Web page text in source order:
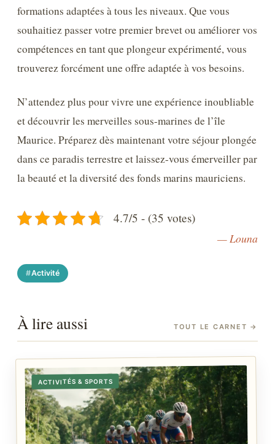
formations adaptées à tous les niveaux. Que vous
souhaitiez passer votre premier brevet ou améliorer vos
compétences en tant que plongeur expérimenté, vous
trouverez forcément une offre adaptée à vos besoins.
N’attendez plus pour vivre une expérience inoubliable
et découvrir les merveilles sous-marines de l’île
Maurice. Préparez dès maintenant votre séjour plongée
dans ce paradis terrestre et laissez-vous émerveiller par
la beauté et la diversité des fonds marins mauriciens.
4.7/5 - (35 votes)
— Louna
Activité
À lire aussi TOUT LE CARNET →
ACTIVITÉS & SPORTS